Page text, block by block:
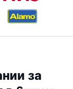
за